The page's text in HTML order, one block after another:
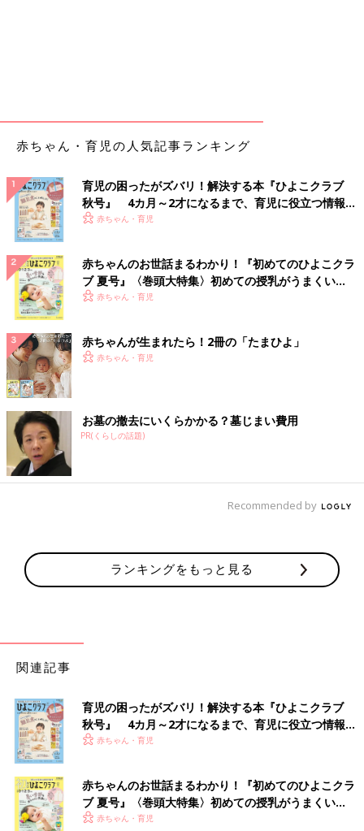
るようですよ。ギンガムチェック柄が可愛らしいですよね。
ちゃみさんはポケモンとのコラボアイテムを購入。親子でリンク
コーデをしたくて、ピカチュウとピチューのスウェットをゲット
ンツ
赤ちゃん・育児の人気記事ランキング
育児の困ったがズバリ！解決する本『ひよこクラブ
秋号』 4カ月～2才になるまで、育児に役立つ情報が
いっぱい！
赤ちゃん・育児
赤ちゃんのお世話まるわかり！『初めてのひよこクラ
ブ 夏号』〈巻頭大特集〉初めての授乳がうまくい
く！ おっぱい・ミルクの基本と夏のトラブル 解決テ
赤ちゃん・育児
赤ちゃんが生まれたら！2冊の「たまひよ」
赤ちゃん・育児
お墓の撤去にいくらかかる？墓じまい費用
PR(くらしの話題)
Recommended by
ランキングをもっと見る
関連記事
育児の困ったがズバリ！解決する本『ひよこクラブ
秋号』 4カ月～2才になるまで、育児に役立つ情報が
いっぱい！
赤ちゃん・育児
赤ちゃんのお世話まるわかり！『初めてのひよこクラ
ブ 夏号』〈巻頭大特集〉初めての授乳がうまくい
く！ おっぱい・ミルクの基本と夏のトラブル 解決テ
赤ちゃん・育児